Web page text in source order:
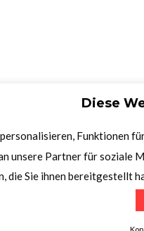
Diese
Funktionen
unsere Partner für soziale
die Sie ihnen bereitgestellt